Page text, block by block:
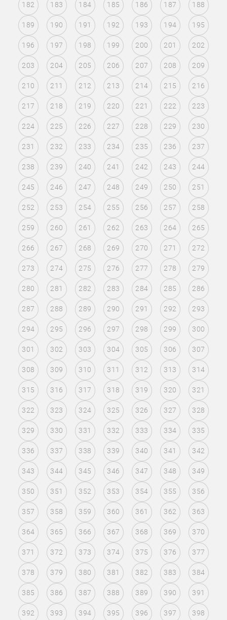
182 183 184 185 186 187 188
189 190 191 192 193 194 195
196 197 198 199 200 201 202
203 204 205 206 207 208 209
210 211 212 213 214 215 216
217 218 219 220 221 222 223
224 225 226 227 228 229 230
231 232 233 234 235 236 237
238 239 240 241 242 243 244
245 246 247 248 249 250 251
252 253 254 255 256 257 258
259 260 261 262 263 264 265
266 267 268 269 270 271 272
273 274 275 276 277 278 279
280 281 282 283 284 285 286
287 288 289 290 291 292 293
294 295 296 297 298 299 300
301 302 303 304 305 306 307
308 309 310 311 312 313 314
315 316 317 318 319 320 321
322 323 324 325 326 327 328
329 330 331 332 333 334 335
336 337 338 339 340 341 342
343 344 345 346 347 348 349
350 351 352 353 354 355 356
357 358 359 360 361 362 363
364 365 366 367 368 369 370
371 372 373 374 375 376 377
378 379 380 381 382 383 384
385 386 387 388 389 390 391
392 393 394 395 396 397 398